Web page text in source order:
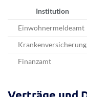
Institution
Einwohnermeldeamt
Krankenversicherung
Finanzamt